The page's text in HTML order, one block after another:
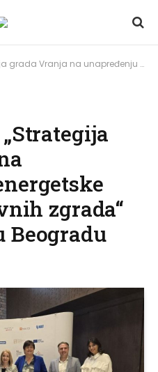
energetske efikasnosti javnih zgrada“ na seminaru u Beogradu
zgrada“
Beogradu